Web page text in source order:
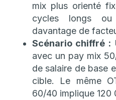
mix plus orienté
cycles longs
davantage de
Scénario chiffré :
avec un pay mix
de salaire de base
cible. Le même
60/40 implique